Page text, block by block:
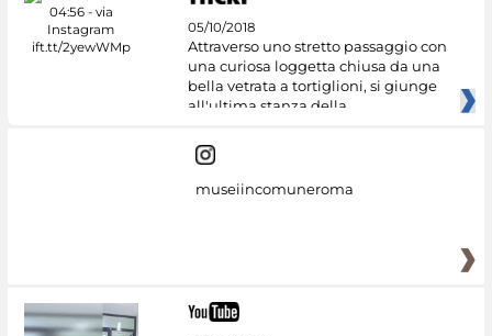
05/10/2018
Attraverso uno stretto passaggio con
una curiosa loggetta chiusa da una
bella vetrata a tortiglioni, si giunge
all'ultima stanza della
museiincomuneroma